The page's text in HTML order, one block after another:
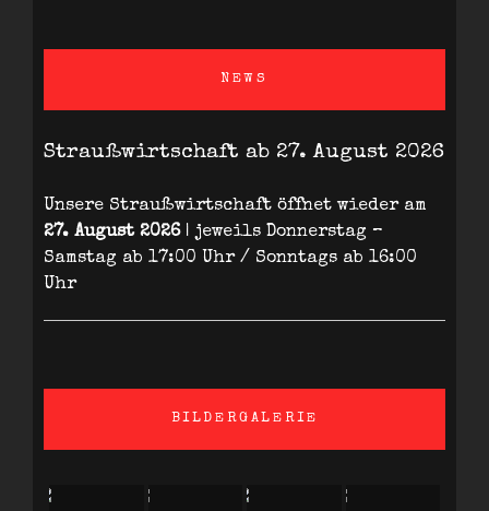
NEWS
Straußwirtschaft ab 27. August 2026
Unsere Straußwirtschaft öffnet wieder am
27. August 2026| jeweils Donnerstag –
Samstag ab 17:00 Uhr / Sonntags ab 16:00
Uhr
BILDERGALERIE